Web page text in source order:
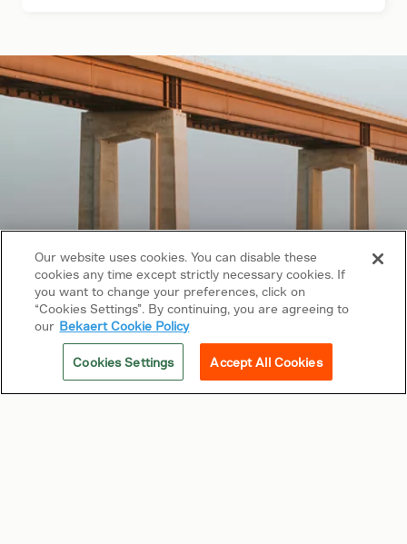
Our website uses cookies. You can disable these
cookies any time except strictly necessary cookies. If
you want to change your preferences, click on
“Cookies Settings”. By continuing, you are agreeing to
our Bekaert Cookie Policy
Cookies Settings Accept All Cookies